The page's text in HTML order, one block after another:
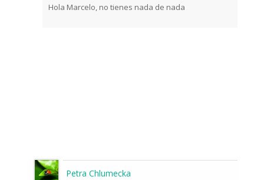
Hola Marcelo, no tienes nada de nada
Petra Chlumecka